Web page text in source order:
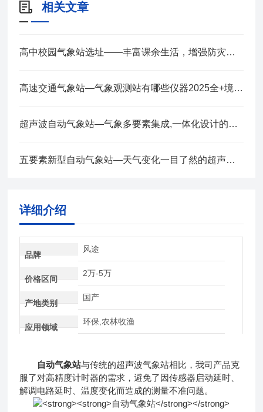
相关文章
高中校园气象站选址——丰富课余生活，增强防灾意识 2025全+境+派+送
高速交通气象站—气象观测站有哪些仪器2025全+境+派+送
超声波自动气象站—气象多要素集成,一体化设计的小型气象站2025全+境+派+送
五要素新型自动气象站—天气变化一目了然的超声波气象站2024全+境+派+送
详细介绍
品牌
风途
价格区间
2万-5万
产地类别
国产
应用领域
环保,农林牧渔
自动气象站与传统的超声波气象站相比，我司产品克
服了对高精度计时器的需求，避免了因传感器启动延时、
解调电路延时、温度变化而造成的测量不准问题。